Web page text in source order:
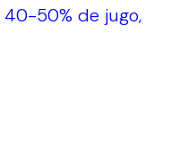
40-50% de jugo,